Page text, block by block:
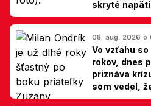
skryté
08. aug. 2026 o
Vo vzťahu
rokov, dnes
priznáva
som vedel,
hovorí Milan